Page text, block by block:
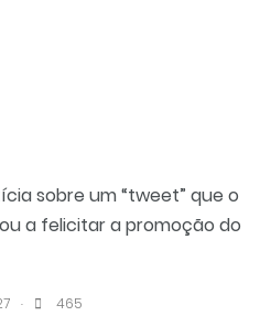
sobre um “tweet” que o
a felicitar a promoção do
. 465